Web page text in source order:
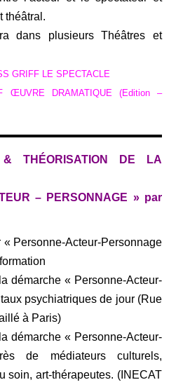
théâtral.
dans plusieurs Théâtres et
GRIFF LE SPECTACLE
ŒUVRE DRAMATIQUE (Edition –
& THÉORISATION DE LA
– PERSONNAGE » par
« Personne-Acteur-Personnage
démarche « Personne-Acteur-
psychiatriques de jour (Rue
à Paris)
démarche « Personne-Acteur-
de médiateurs culturels,
soin, art-thérapeutes. (INECAT